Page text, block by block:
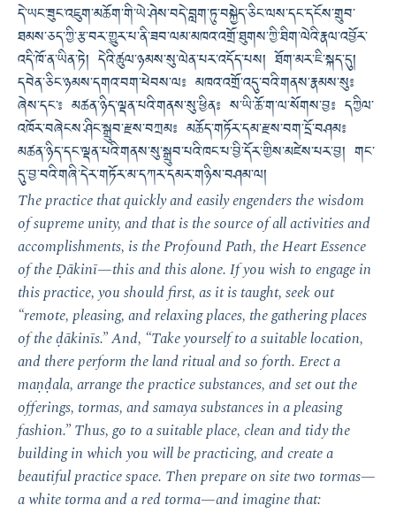
དེ་ཡང་ཟུང་འཇུག་མཆོག་གི་ཡེ་ཤེས་བདེ་བླག་ཏུ་བསྐྱེད་ཅིང་ལས་དང་དངོས་གྲུབ་
ཐམས་ཅད་ཀྱི་རྩ་བར་གྱུར་པ་ནི་ཟབ་ལམ་མཁའ་འགྲོ་ཐུགས་ཀྱི་ཐིག་ལེའི་རྣལ་འབྱོར་
འདི་ཁོ་ན་ཡིན་ཏེ། དེའི་ཚུལ་ཉམས་སུ་ལེན་པར་འདོད་པས། ཐོག་མར་ཇི་སྐད་དུ།
དབེན་ཅིང་ཉམས་དགའ་བག་ཕེབས་ལ༔ མཁའ་འགྲོ་འདུ་བའི་གནས་རྣམས་སུ༔
ཞེས་དང་༔ མཚན་ཉིད་ལྡན་པའི་གནས་སུ་ཕྱིན༔ ས་ཡི་ཆོ་ག་ལ་སོགས་བྱ༔ དཀྱིལ་
འཁོར་བཞེངས་ཤིང་སྒྲུབ་རྫས་བཀྲམ༔ མཆོད་གཏོར་དམ་རྫས་བག་དྲོ་བཤམ༔
མཚན་ཉིད་དང་ལྡན་པའི་གནས་སུ་སྒྲུབ་པའི་ཁང་པ་བྱི་དོར་གྱིས་མཛེས་པར་བྱ། གང་
དུ་བྱ་བའི་གཞི་དེར་གཏོར་མ་དཀར་དམར་གཉིས་བཤམ་ལ།
The practice that quickly and easily engenders the wisdom
of supreme unity, and that is the source of all activities and
accomplishments, is the Profound Path, the Heart Essence
of the Ḍākinī—this and this alone. If you wish to engage in
this practice, you should first, as it is taught, seek out
“remote, pleasing, and relaxing places, the gathering places
of the ḍākinīs.” And, “Take yourself to a suitable location,
and there perform the land ritual and so forth. Erect a
maṇḍala, arrange the practice substances, and set out the
offerings, tormas, and samaya substances in a pleasing
fashion.” Thus, go to a suitable place, clean and tidy the
building in which you will be practicing, and create a
beautiful practice space. Then prepare on site two tormas—
a white torma and a red torma—and imagine that: